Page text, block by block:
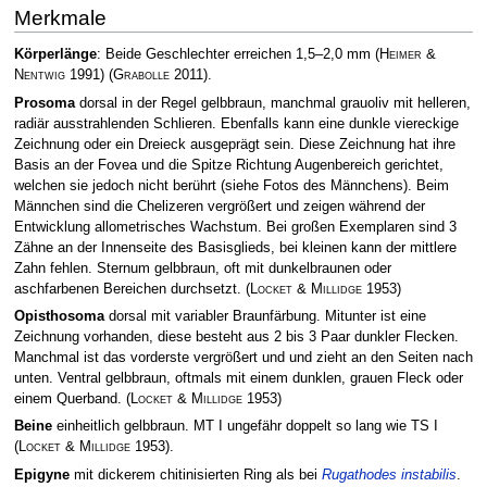
Merkmale
Körperlänge: Beide Geschlechter erreichen 1,5–2,0 mm (Heimer &
Nentwig1991) (Grabolle2011).
Prosomadorsal in der Regel gelbbraun, manchmal grauoliv mit helleren,
radiär ausstrahlenden Schlieren. Ebenfalls kann eine dunkle viereckige
Zeichnung oder ein Dreieck ausgeprägt sein. Diese Zeichnung hat ihre
Basis an der Fovea und die Spitze Richtung Augenbereich gerichtet,
welchen sie jedoch nicht berührt (siehe Fotos des Männchens). Beim
Männchen sind die Chelizeren vergrößert und zeigen während der
Entwicklung allometrisches Wachstum. Bei großen Exemplaren sind 3
Zähne an der Innenseite des Basisglieds, bei kleinen kann der mittlere
Zahn fehlen. Sternum gelbbraun, oft mit dunkelbraunen oder
aschfarbenen Bereichen durchsetzt. (Locket & Millidge1953)
Opisthosomadorsal mit variabler Braunfärbung. Mitunter ist eine
Zeichnung vorhanden, diese besteht aus 2 bis 3 Paar dunkler Flecken.
Manchmal ist das vorderste vergrößert und und zieht an den Seiten nach
unten. Ventral gelbbraun, oftmals mit einem dunklen, grauen Fleck oder
einem Querband. (Locket & Millidge1953)
Beineeinheitlich gelbbraun. MT I ungefähr doppelt so lang wie TS I
(Locket & Millidge1953).
Epigynemit dickerem chitinisierten Ring als bei Rugathodes instabilis